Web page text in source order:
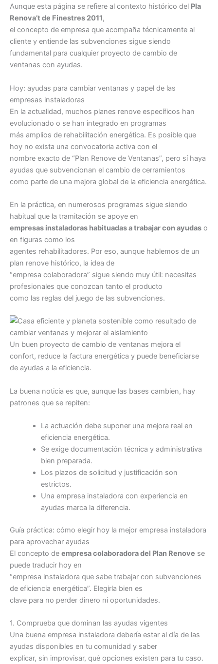
Aunque esta página se refiere al contexto histórico del Pla
Renova’t de Finestres 2011,
el concepto de empresa que acompaña técnicamente al
cliente y entiende las subvenciones sigue siendo
fundamental para cualquier proyecto de cambio de
ventanas con ayudas.
Hoy: ayudas para cambiar ventanas y papel de las
empresas instaladoras
En la actualidad, muchos planes renove específicos han
evolucionado o se han integrado en programas
más amplios de rehabilitación energética. Es posible que
hoy no exista una convocatoria activa con el
nombre exacto de “Plan Renove de Ventanas”, pero sí haya
ayudas que subvencionan el cambio de cerramientos
como parte de una mejora global de la eficiencia energética.
En la práctica, en numerosos programas sigue siendo
habitual que la tramitación se apoye en
empresas instaladoras habituadas a trabajar con ayudas o
en figuras como los
agentes rehabilitadores. Por eso, aunque hablemos de un
plan renove histórico, la idea de
“empresa colaboradora” sigue siendo muy útil: necesitas
profesionales que conozcan tanto el producto
como las reglas del juego de las subvenciones.
Un buen proyecto de cambio de ventanas mejora el
confort, reduce la factura energética y puede beneficiarse
de ayudas a la eficiencia.
La buena noticia es que, aunque las bases cambien, hay
patrones que se repiten:
La actuación debe suponer una mejora real en
eficiencia energética.
Se exige documentación técnica y administrativa
bien preparada.
Los plazos de solicitud y justificación son
estrictos.
Una empresa instaladora con experiencia en
ayudas marca la diferencia.
Guía práctica: cómo elegir hoy la mejor empresa instaladora
para aprovechar ayudas
El concepto de empresa colaboradora del Plan Renove se
puede traducir hoy en
“empresa instaladora que sabe trabajar con subvenciones
de eficiencia energética”. Elegirla bien es
clave para no perder dinero ni oportunidades.
1. Comprueba que dominan las ayudas vigentes
Una buena empresa instaladora debería estar al día de las
ayudas disponibles en tu comunidad y saber
explicar, sin improvisar, qué opciones existen para tu caso.